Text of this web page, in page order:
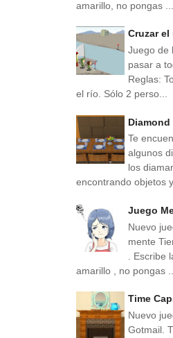
amarillo, no pongas ...
Cruzar
Juego de
pasar a
Reglas:
el río. Sólo 2 perso...
Te
algunos
los
encontrando objetos
Juego
Nuevo
mente
.
amarillo , no pongas ...
Time
Nuevo
Gotmail.